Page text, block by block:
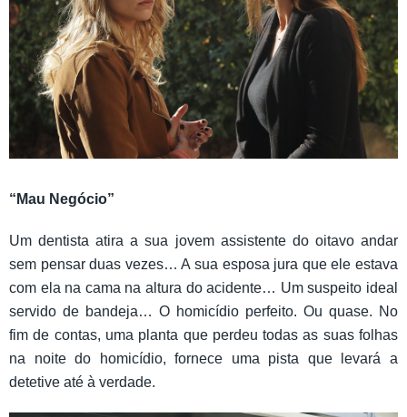
“Mau Negócio”
Um dentista atira a sua jovem assistente do oitavo andar
sem pensar duas vezes… A sua esposa jura que ele estava
com ela na cama na altura do acidente… Um suspeito ideal
servido de bandeja… O homicídio perfeito. Ou quase. No
fim de contas, uma planta que perdeu todas as suas folhas
na noite do homicídio, fornece uma pista que levará a
detetive até à verdade.